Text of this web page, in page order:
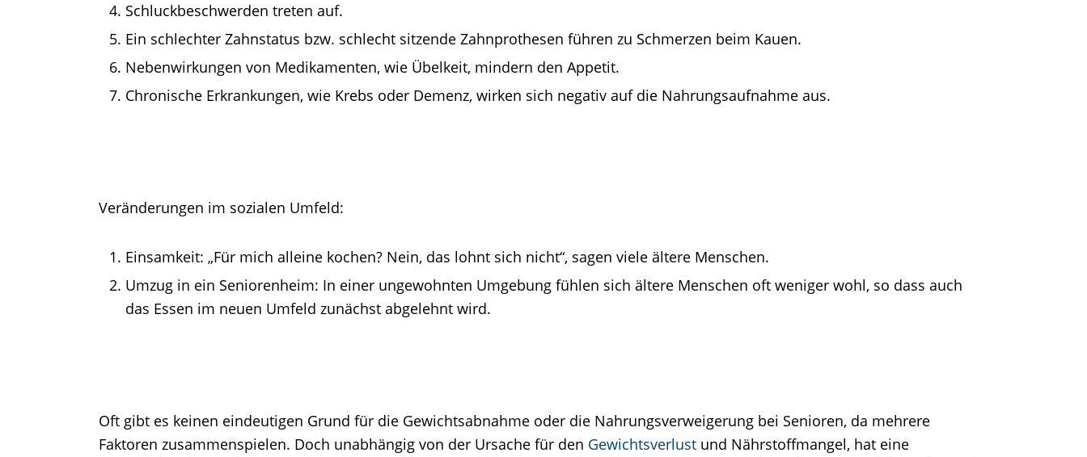
Schluckbeschwerden treten auf.
Ein schlechter Zahnstatus bzw. schlecht sitzende Zahnprothesen führen zu Schmerzen beim Kauen.
Nebenwirkungen von Medikamenten, wie Übelkeit, mindern den Appetit.
Chronische Erkrankungen, wie Krebs oder Demenz, wirken sich negativ auf die Nahrungsaufnahme aus.
Veränderungen im sozialen Umfeld:
Einsamkeit: „Für mich alleine kochen? Nein, das lohnt sich nicht“, sagen viele ältere Menschen.
Umzug in ein Seniorenheim: In einer ungewohnten Umgebung fühlen sich ältere Menschen oft weniger wohl, so dass auch
das Essen im neuen Umfeld zunächst abgelehnt wird.
Oft gibt es keinen eindeutigen Grund für die Gewichtsabnahme oder die Nahrungsverweigerung bei Senioren, da mehrere
Faktoren zusammenspielen. Doch unabhängig von der Ursache für den Gewichtsverlust und Nährstoffmangel, hat eine